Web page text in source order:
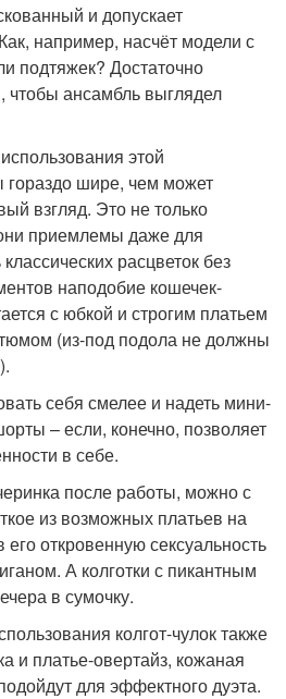
и допускает
например, насчёт модели с
подтяжек? Достаточно
чтобы ансамбль выглядел
этой
шире, чем может
взгляд. Это не только
приемлемы даже для
расцветок без
наподобие кошечек-
с юбкой и строгим платьем
(из-под подола не должны
себя смелее и надеть мини-
– если, конечно, позволяет
в себе.
после работы, можно с
из возможных платьев на
откровенную сексуальность
А колготки с пикантным
в сумочку.
колгот-чулок также
и платье-овертайз, кожаная
для эффектного дуэта.